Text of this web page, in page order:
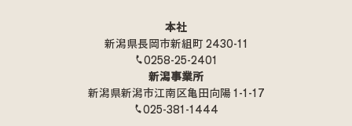
本社
新潟県長岡市新組町 2430-11
0258-25-2401
新潟事業所
新潟県新潟市江南区亀田向陽 1-1-17
025-381-1444